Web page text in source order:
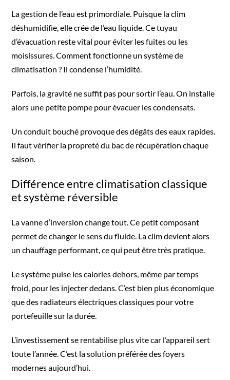
La gestion de l’eau est primordiale. Puisque la clim
déshumidifie, elle crée de l’eau liquide. Ce tuyau
d’évacuation reste vital pour éviter les fuites ou les
moisissures. Comment fonctionne un système de
climatisation ? Il condense l’humidité.
Parfois, la gravité ne suffit pas pour sortir l’eau. On installe
alors une petite pompe pour évacuer les condensats.
Un conduit bouché provoque des dégâts des eaux rapides.
Il faut vérifier la propreté du bac de récupération chaque
saison.
Différence entre climatisation classique
et système réversible
La vanne d’inversion change tout. Ce petit composant
permet de changer le sens du fluide. La clim devient alors
un chauffage performant, ce qui peut être très pratique.
Le système puise les calories dehors, même par temps
froid, pour les injecter dedans. C’est bien plus économique
que des radiateurs électriques classiques pour votre
portefeuille sur la durée.
L’investissement se rentabilise plus vite car l’appareil sert
toute l’année. C’est la solution préférée des foyers
modernes aujourd’hui.